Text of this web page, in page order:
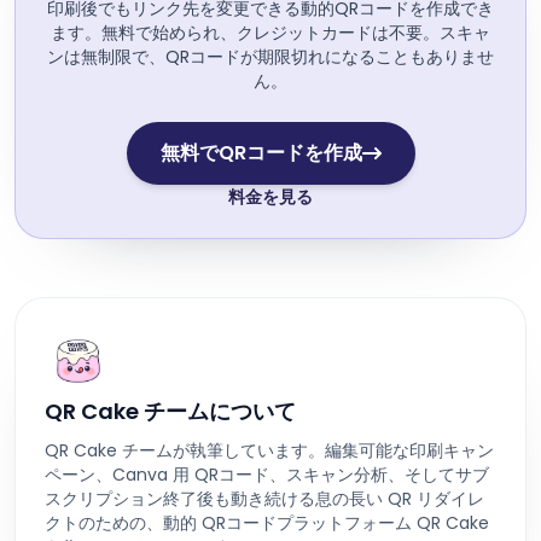
印刷後でもリンク先を変更できる動的QRコードを作成でき
ます。無料で始められ、クレジットカードは不要。スキャ
ンは無制限で、QRコードが期限切れになることもありませ
ん。
無料でQRコードを作成
料金を見る
QR Cake チームについて
QR Cake チームが執筆しています。編集可能な印刷キャン
ペーン、Canva 用 QRコード、スキャン分析、そしてサブ
スクリプション終了後も動き続ける息の長い QR リダイレ
クトのための、動的 QRコードプラットフォーム QR Cake